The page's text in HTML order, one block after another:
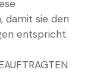
damit sie den
entspricht.